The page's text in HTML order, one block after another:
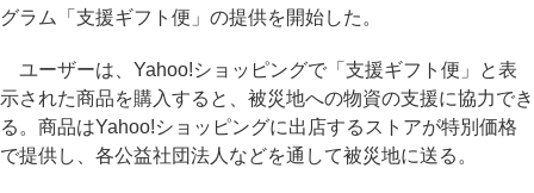
グラム「支援ギフト便」の提供を開始した。
ユーザーは、Yahoo!ショッピングで「支援ギフト便」と表
示された商品を購入すると、被災地への物資の支援に協力でき
る。商品はYahoo!ショッピングに出店するストアが特別価格
で提供し、各公益社団法人などを通して被災地に送る。